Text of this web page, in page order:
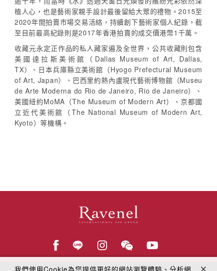
植人心，也是藝術家親手設計最後留給大眾的禮物。2015至
2020年間拍賣市場交易活絡，持續創下藝術家個人紀錄，截
至目前最高紀錄則是2017年香港拍賣的成交價港幣1千萬。
收藏元永定正作品的私人藏家遍及全世界，公共收藏則包含
美國達拉斯美術館（Dallas Museum of Art, Dallas,
TX）、日本兵庫縣立美術館（Hyogo Prefectural Museum
of Art, Japan）、巴西里約熱內盧現代藝術博物館（Museu
de Arte Moderna do Rio de Janeiro, Rio de Janeiro）、
美國紐約MoMA（The Museum of Modern Art）、京都國
立近代美術館（The National Museum of Modern Art,
Kyoto）等機構。
我們使用Cookie為您提供更好的網站瀏覽體驗、分析網